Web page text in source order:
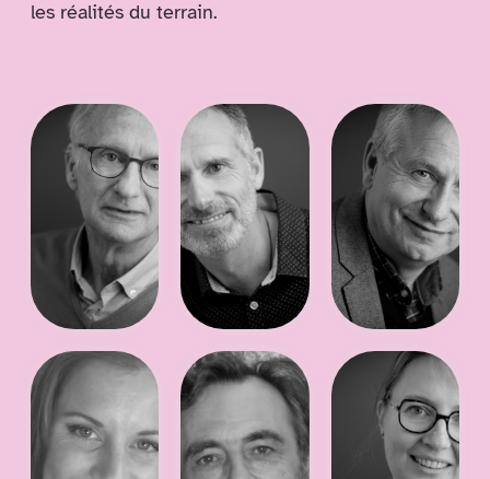
les réalités du terrain.